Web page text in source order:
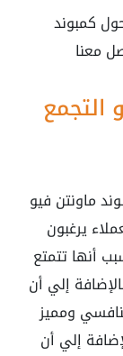
كمبوند
معنا
التجمع
ماونتن فيو
يرغبون
أنها تتمتع
إلي أن
ومميز
إلي أن